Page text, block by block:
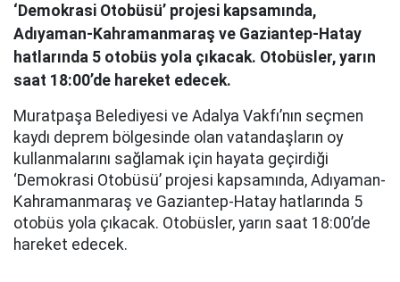
‘Demokrasi Otobüsü’ projesi kapsamında,
Adıyaman-Kahramanmaraş ve Gaziantep-Hatay
hatlarında 5 otobüs yola çıkacak. Otobüsler, yarın
saat 18:00’de hareket edecek.
Muratpaşa Belediyesi ve Adalya Vakfı’nın seçmen
kaydı deprem bölgesinde olan vatandaşların oy
kullanmalarını sağlamak için hayata geçirdiği
‘Demokrasi Otobüsü’ projesi kapsamında, Adıyaman-
Kahramanmaraş ve Gaziantep-Hatay hatlarında 5
otobüs yola çıkacak. Otobüsler, yarın saat 18:00’de
hareket edecek.